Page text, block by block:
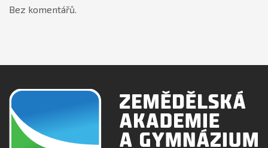
Bez komentářů.